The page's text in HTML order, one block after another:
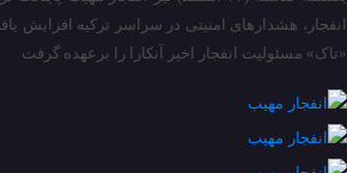
انفجار، هشدارهای امنیتی در سراسر ترکیه
«تاک» مسئولیت انفجار اخیر آنکارا را برعهده گرفت